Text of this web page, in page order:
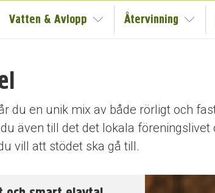
Göm undermeny
Vatten & Avlopp Visa/Göm undermeny
Återvinning Visa/
du en unik mix av både rörligt och
även till det det lokala
vill att stödet ska gå till.